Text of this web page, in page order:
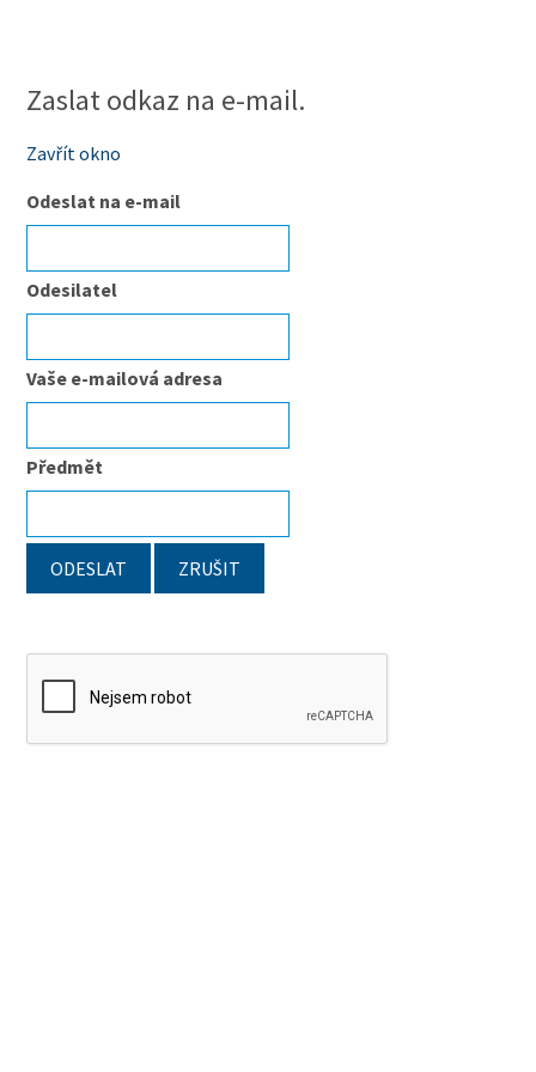
Zaslat odkaz na e-mail.
Zavřít okno
Odeslat na e-mail
Odesilatel
Vaše e-mailová adresa
Předmět
ODESLAT ZRUŠIT